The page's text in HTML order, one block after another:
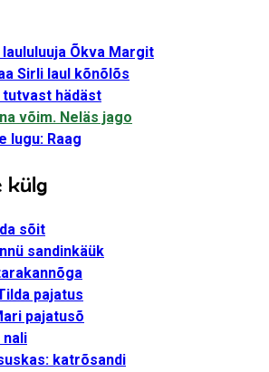
Õkva Margit
Sirli laul kõnõlõs
hädäst
võim. Neläs jago
lugu: Raag
külg
sõit
sandinkäük
pajatus
pajatusõ
nali
katrõsandi